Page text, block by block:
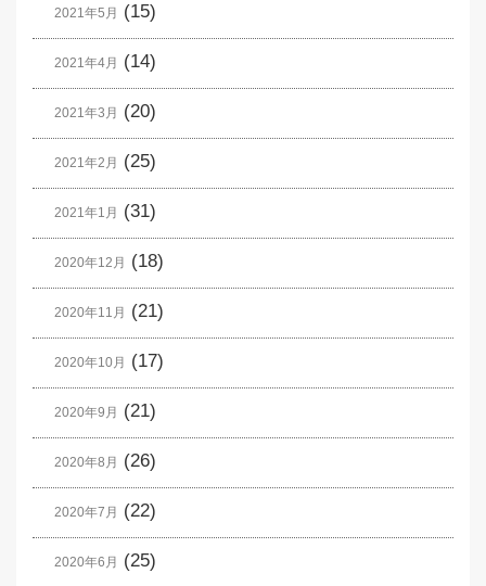
2021年5月 (15)
2021年4月 (14)
2021年3月 (20)
2021年2月 (25)
2021年1月 (31)
2020年12月 (18)
2020年11月 (21)
2020年10月 (17)
2020年9月 (21)
2020年8月 (26)
2020年7月 (22)
2020年6月 (25)